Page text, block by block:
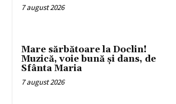
7 august 2026
Mare sărbătoare la Doclin!
Muzică, voie bună și dans, de
Sfânta Maria
7 august 2026